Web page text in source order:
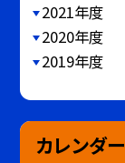
2021年度
2020年度
2019年度
カレンダー